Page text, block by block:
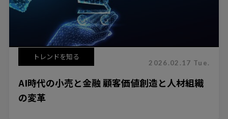
トレンドを知る
2026.02.17 Tue.
AI時代の小売と金融 顧客価値創造と人材組織
の変革